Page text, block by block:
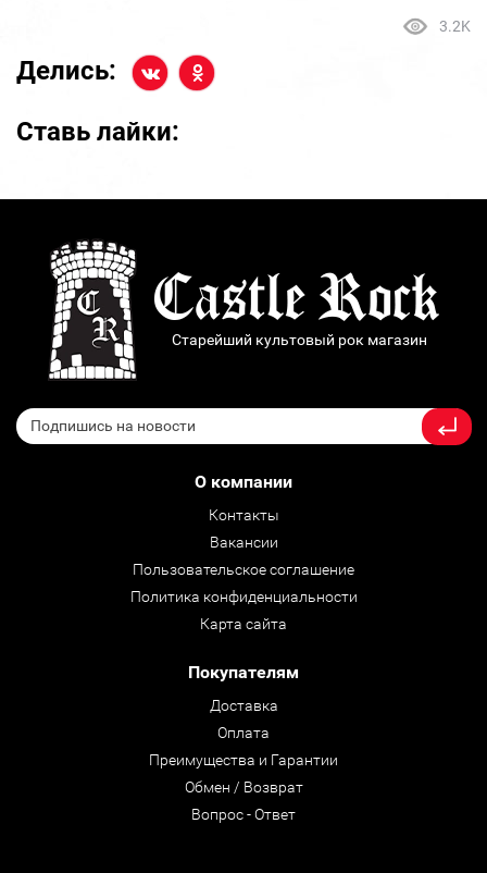
3.2K
Делись:
Ставь лайки:
Старейший культовый рок магазин
О компании
Контакты
Вакансии
Пользовательское соглашение
Политика конфиденциальности
Карта сайта
Покупателям
Доставка
Оплата
Преимущества и Гарантии
Обмен / Возврат
Вопрос - Ответ